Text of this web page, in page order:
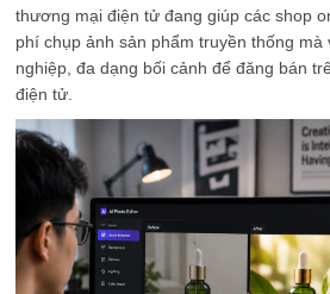
thương mại điện tử đang giúp các shop
phí chụp ảnh sản phẩm truyền thống mà
nghiệp, đa dạng bối cảnh để đăng bán
điện tử.